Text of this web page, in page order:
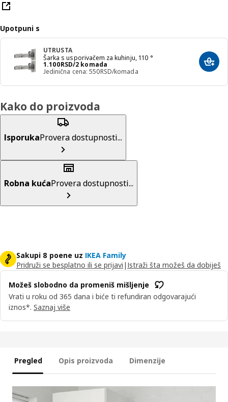
Upotpuni s
UTRUSTA
Šarka s usporivačem za kuhinju, 110 °
1.100RSD/2 komada
Cena 1100RSD/2 komada
Jedinična cena: 550RSD/komada
Kako do proizvoda
IsporukaProvera dostupnosti...
Robna kućaProvera dostupnosti...
Sakupi 8 poene uz IKEA Family
Pridruži se besplatno ili se prijavi | Istraži šta možeš da dobiješ
Možeš slobodno da promeniš mišljenje
Vrati u roku od 365 dana i biće ti refundiran odgovarajući
iznos*. Saznaj više
Pregled Opis proizvoda Dimenzije